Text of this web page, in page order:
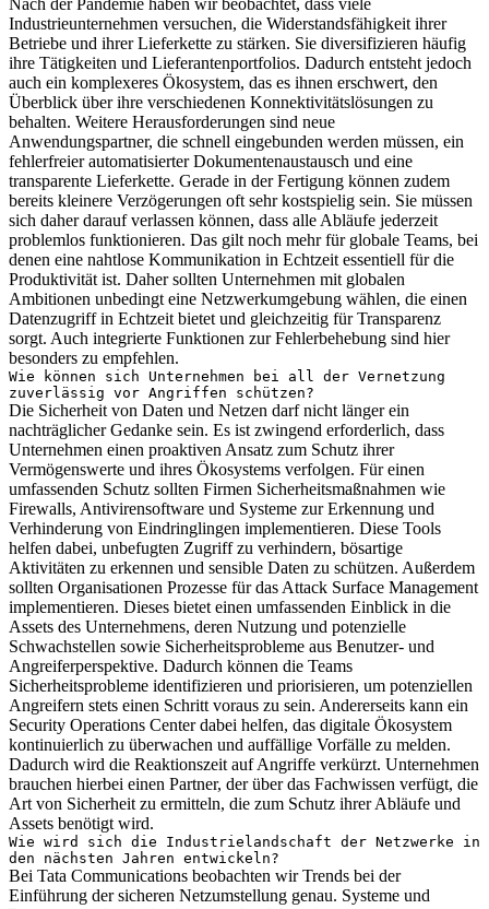
Industrieunternehmen versuchen, die Widerstandsfähigkeit ihrer
Betriebe und ihrer Lieferkette zu stärken. Sie diversifizieren häufig
ihre Tätigkeiten und Lieferantenportfolios. Dadurch entsteht jedoch
auch ein komplexeres Ökosystem, das es ihnen erschwert, den
Überblick über ihre verschiedenen Konnektivitätslösungen zu
behalten. Weitere Herausforderungen sind neue
Anwendungspartner, die schnell eingebunden werden müssen, ein
fehlerfreier automatisierter Dokumentenaustausch und eine
transparente Lieferkette. Gerade in der Fertigung können zudem
bereits kleinere Verzögerungen oft sehr kostspielig sein. Sie müssen
sich daher darauf verlassen können, dass alle Abläufe jederzeit
problemlos funktionieren. Das gilt noch mehr für globale Teams, bei
denen eine nahtlose Kommunikation in Echtzeit essentiell für die
Produktivität ist. Daher sollten Unternehmen mit globalen
Ambitionen unbedingt eine Netzwerkumgebung wählen, die einen
Datenzugriff in Echtzeit bietet und gleichzeitig für Transparenz
sorgt. Auch integrierte Funktionen zur Fehlerbehebung sind hier
besonders zu empfehlen.
Wie können sich Unternehmen bei all der Vernetzung
zuverlässig vor Angriffen schützen?
Die Sicherheit von Daten und Netzen darf nicht länger ein
nachträglicher Gedanke sein. Es ist zwingend erforderlich, dass
Unternehmen einen proaktiven Ansatz zum Schutz ihrer
Vermögenswerte und ihres Ökosystems verfolgen. Für einen
umfassenden Schutz sollten Firmen Sicherheitsmaßnahmen wie
Firewalls, Antivirensoftware und Systeme zur Erkennung und
Verhinderung von Eindringlingen implementieren. Diese Tools
helfen dabei, unbefugten Zugriff zu verhindern, bösartige
Aktivitäten zu erkennen und sensible Daten zu schützen. Außerdem
sollten Organisationen Prozesse für das Attack Surface Management
implementieren. Dieses bietet einen umfassenden Einblick in die
Assets des Unternehmens, deren Nutzung und potenzielle
Schwachstellen sowie Sicherheitsprobleme aus Benutzer- und
Angreiferperspektive. Dadurch können die Teams
Sicherheitsprobleme identifizieren und priorisieren, um potenziellen
Angreifern stets einen Schritt voraus zu sein. Andererseits kann ein
Security Operations Center dabei helfen, das digitale Ökosystem
kontinuierlich zu überwachen und auffällige Vorfälle zu melden.
Dadurch wird die Reaktionszeit auf Angriffe verkürzt. Unternehmen
brauchen hierbei einen Partner, der über das Fachwissen verfügt, die
Art von Sicherheit zu ermitteln, die zum Schutz ihrer Abläufe und
Assets benötigt wird.
Wie wird sich die Industrielandschaft der Netzwerke in
den nächsten Jahren entwickeln?
Bei Tata Communications beobachten wir Trends bei der
Einführung der sicheren Netzumstellung genau. Systeme und